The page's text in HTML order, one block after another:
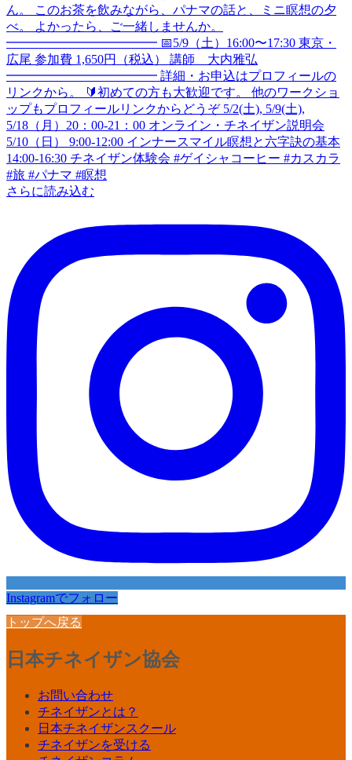
さらに読み込む
Instagramでフォロー
トップへ戻る
日本チネイザン協会
お問い合わせ
チネイザンとは？
日本チネイザンスクール
チネイザンを受ける